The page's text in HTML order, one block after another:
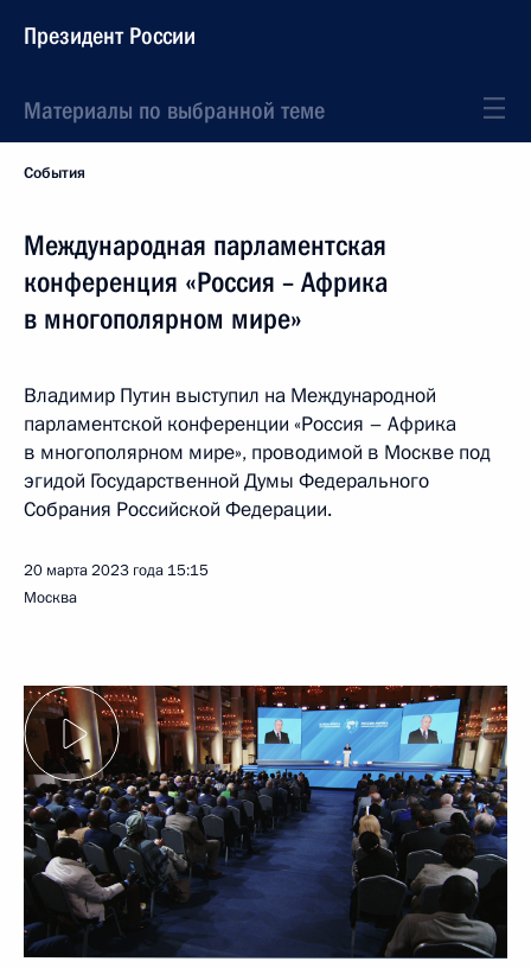
Президент России
Материалы по выбранной теме
События
Международная парламентская
конференция «Россия – Африка
в многополярном мире»
Владимир Путин выступил на Международной
парламентской конференции «Россия – Африка
в многополярном мире», проводимой в Москве под
эгидой Государственной Думы Федерального
Собрания Российской Федерации.
20 марта 2023 года 15:15
Москва